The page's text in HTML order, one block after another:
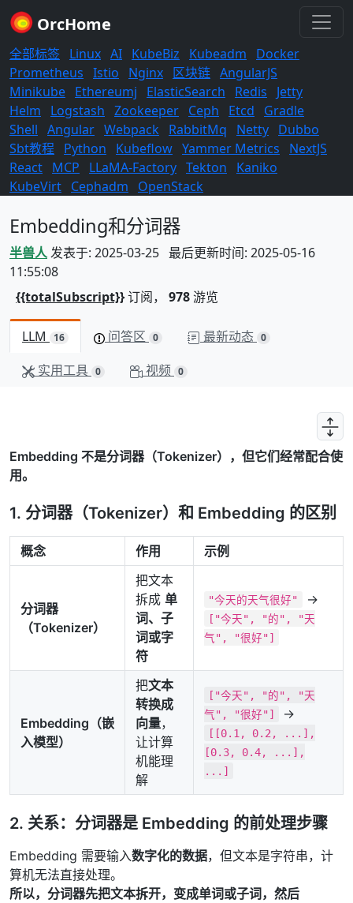
OrcHome
全部标签 Linux AI KubeBiz Kubeadm
Docker
Prometheus Istio Nginx 区块链 AngularJS
Minikube Ethereumj ElasticSearch Redis
Jetty
Helm
Logstash Zookeeper Ceph Etcd
Gradle
Shell Angular Webpack RabbitMq Netty Dubbo
Sbt教程
Python Kubeflow Yammer Metrics
NextJS
React MCP LLaMA-Factory Tekton
Kaniko
KubeVirt Cephadm OpenStack
Embedding和分词器
半兽人发表于: 2025-03-25 最后更新时间: 2025-05-16
11:55:08
{{totalSubscript}}订阅， 978游览
LLM 16 问答区 0 最新动态 0
实用工具 0 视频 0
Embedding 不是分词器（Tokenizer），但它们经常配合使
用。
1. 分词器（Tokenizer）和 Embedding 的区别
概念 作用 示例
分词器
（Tokenizer）
把文本
拆成 单
词、子
词或字
符
"今天的天气很好" →
["今天", "的", "天
气", "很好"]
Embedding（嵌
入模型）
把文本
转换成
向量，
让计算
机能理
解
["今天", "的", "天
气", "很好"]
→
[[0.1, 0.2, ...],
[0.3, 0.4, ...],
...]
2. 关系：分词器是 Embedding 的前处理步骤
Embedding 需要输入数字化的数据，但文本是字符串，计
算机无法直接处理。
所以，分词器先把文本拆开，变成单词或子词，然后